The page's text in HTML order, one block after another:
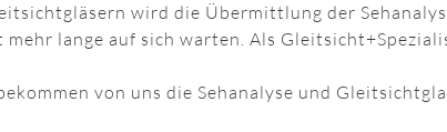
wird die Übermittlung der
mehr lange auf sich warten. Als
von uns die Sehanalyse und